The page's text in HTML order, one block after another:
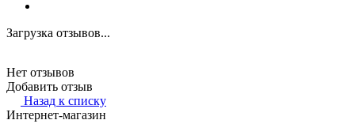
Загрузка отзывов...
Нет отзывов
Добавить отзыв
Назад к списку
Интернет-магазин